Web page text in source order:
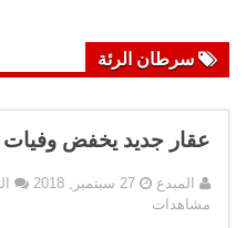
سرطان الرئة
عقار جديد يخفض وفيات
المبدع 27 سبتمبر, 2018
مشاهدات